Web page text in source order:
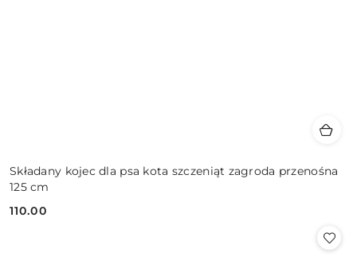
Składany kojec dla psa kota szczeniąt zagroda przenośna
125 cm
Cena:
110.00